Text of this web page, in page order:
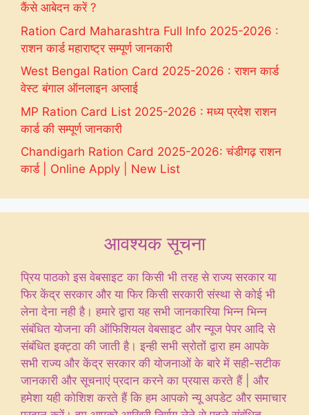
कैंसे आबेदन करें ?
Ration Card Maharashtra Full Info 2025-2026 :
राशन कार्ड महाराष्ट्र सम्पूर्ण जानकारी
West Bengal Ration Card 2025-2026 : राशन कार्ड
वेस्ट बंगाल ऑनलाइन अप्लाई
MP Ration Card List 2025-2026 : मध्य प्रदेश राशन
कार्ड की सम्पूर्ण जानकारी
Chandigarh Ration Card 2025-2026: चंडीगढ़ राशन
कार्ड | Online Apply | New List
आवश्यक सूचना
प्रिय पाठको इस वेबसाइट का किसी भी तरह से राज्य सरकार या
फिर केंद्र सरकार और या फिर किसी सरकारी संस्था से कोई भी
लेना देना नही है। हमारे द्वारा यह सभी जानकारिया भिन्न भिन्न
संबंधित योजना की ऑफिशियल वेबसाइट और न्यूज पेपर आदि से
संबंधित इक्ट्ठा की जाती है। इन्ही सभी स्रोतों द्वारा हम आपके
सभी राज्य और केंद्र सरकार की योजनाओं के बारे में सही-सटीक
जानकारी और सूचनाएं प्रदान करने का प्रयास करते हैं | और
हमेशा यही कोशिश करते हैं कि हम आपको न्यू अपडेट और समाचार